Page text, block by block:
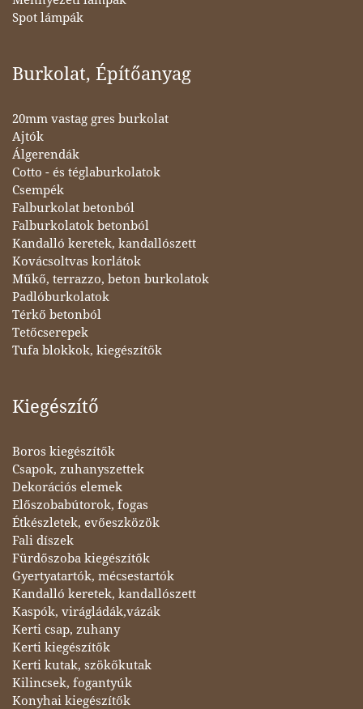
Spot lámpák
Burkolat, Építőanyag
20mm vastag gres burkolat
Ajtók
Álgerendák
Cotto - és téglaburkolatok
Csempék
Falburkolat betonból
Falburkolatok betonból
Kandalló keretek, kandallószett
Kovácsoltvas korlátok
Műkő, terrazzo, beton burkolatok
Padlóburkolatok
Térkő betonból
Tetőcserepek
Tufa blokkok, kiegészítők
Kiegészítő
Boros kiegészítők
Csapok, zuhanyszettek
Dekorációs elemek
Előszobabútorok, fogas
Étkészletek, evőeszközök
Fali díszek
Fürdőszoba kiegészítők
Gyertyatartók, mécsestartók
Kandalló keretek, kandallószett
Kaspók, virágládák,vázák
Kerti csap, zuhany
Kerti kiegészítők
Kerti kutak, szökőkutak
Kilincsek, fogantyúk
Konyhai kiegészítők